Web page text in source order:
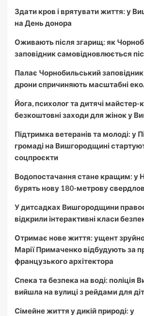
Здати кров і врятувати життя: у
на День донора
Оживають після згарищ: як
заповідник самовідновлюється
Палає Чорнобильський
дрони спричиняють масштабні
Йога, психолог та дитячі майстер-
безкоштовні заходи для жінок у
Підтримка ветеранів та молоді: у
громаді на Вишгородщині
соцпроєкти
Водопостачання стане кращим: у
бурять нову 180-метрову
У дитсадках Вишгородщини
відкрили інтерактивні класи
Отримає нове життя: ущент
Марії Примаченко відбудують за
французького архітектора
Спека та безпека на воді: поліція
вийшла на вулиці з рейдами для
Сімейне життя у дикій природі: у